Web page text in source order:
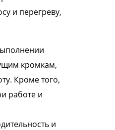
и перегреву,
кромкам,
Кроме того,
работе и
и